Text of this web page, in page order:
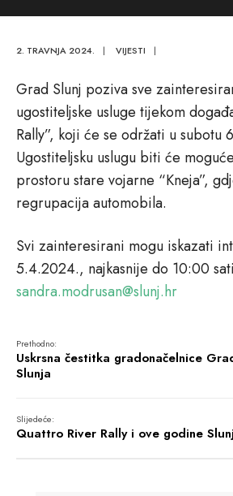
2. TRAVNJA 2024. | VIJESTI |
Grad Slunj poziva sve
ugostiteljske usluge tijekom
Rally”, koji će se održati u subotu
Ugostiteljsku uslugu biti će
prostoru stare vojarne “Kneja”,
regrupacija automobila.
Svi zainteresirani mogu iskazati
5.4.2024., najkasnije do 10:00
sandra.modrusan@slunj.hr
Prethodno:
Uskrsna čestitka gradonačelnice
Slunja
Slijedeće:
Quattro River Rally i ove godine